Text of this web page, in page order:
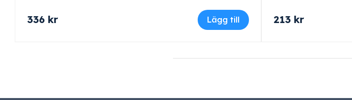
336 kr Lägg till 213 kr